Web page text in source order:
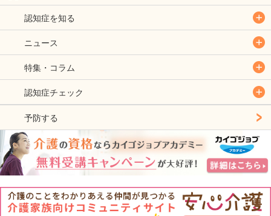
認知症を知る
ニュース
特集・コラム
認知症チェック
予防する